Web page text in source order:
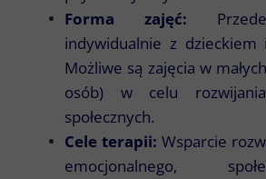
Forma zajęć:
indywidualnie z dzieckiem
Możliwe są zajęcia w
osób) w celu
społecznych.
Cele terapii: Wsparcie
emocjonalnego,